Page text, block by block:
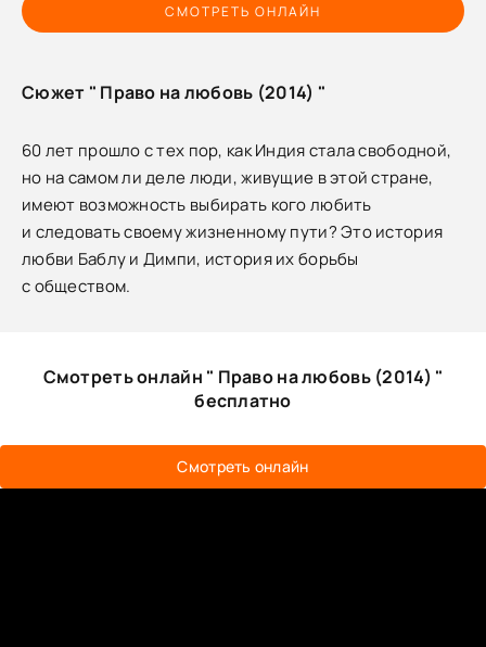
СМОТРЕТЬ ОНЛАЙН
Сюжет " Право на любовь (2014) "
60 лет прошло с тех пор, как Индия стала свободной,
но на самом ли деле люди, живущие в этой стране,
имеют возможность выбирать кого любить
и следовать своему жизненному пути? Это история
любви Баблу и Димпи, история их борьбы
с обществом.
Смотреть онлайн " Право на любовь (2014) "
бесплатно
Смотреть онлайн